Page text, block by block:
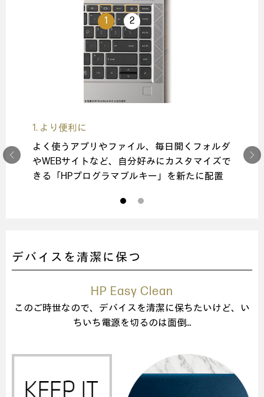
1 2
1. より便利に
よく使うアプリやファイル、毎日開くフォルダ
やWEBサイトなど、自分好みにカスタマイズで
きる「HPプログラマブルキー」を新たに配置
デバイスを清潔に保つ
HP Easy Clean
このご時世なので、デバイスを清潔に保ちたいけど、
い
ちいち電源を切るのは面倒…